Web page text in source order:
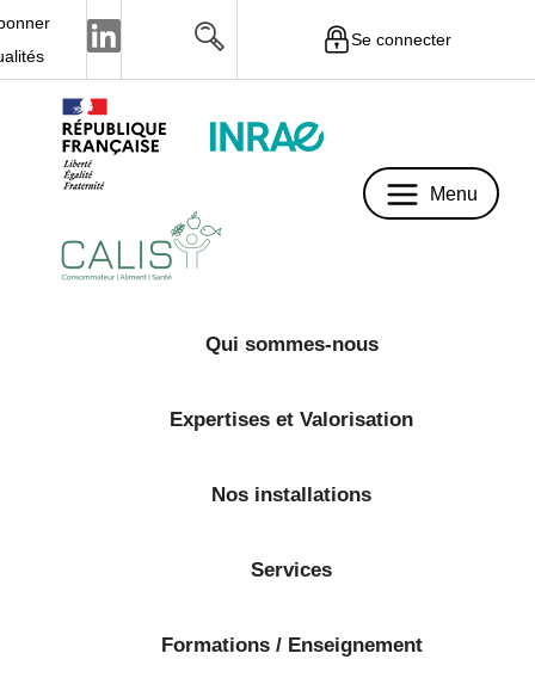
Se connecter
Menu
Qui sommes-nous
Expertises et Valorisation
Nos installations
Services
Formations / Enseignement